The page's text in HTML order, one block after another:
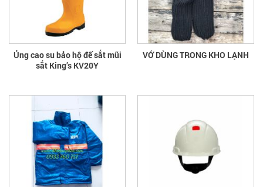
Ủng cao su bảo hộ đế sắt mũi
sắt King’s KV20Y
VỚ DÙNG TRONG KHO LẠNH